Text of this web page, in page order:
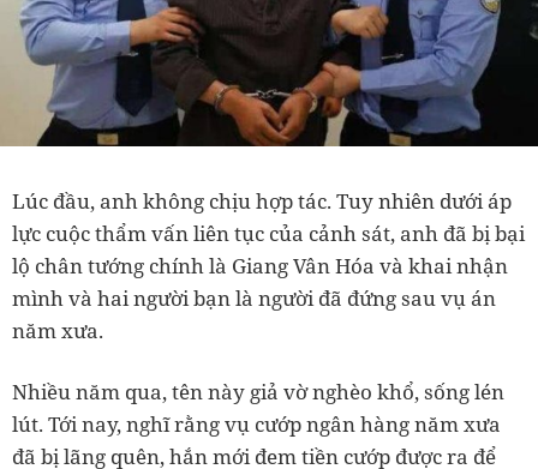
Lúc đầu, anh không chịu hợp tác. Tuy nhiên dưới áp
lực cuộc thẩm vấn liên tục của cảnh sát, anh đã bị bại
lộ chân tướng chính là Giang Vân Hóa và khai nhận
mình và hai người bạn là người đã đứng sau vụ án
năm xưa.
Nhiều năm qua, tên này giả vờ nghèo khổ, sống lén
lút. Tới nay, nghĩ rằng vụ cướp ngân hàng năm xưa
đã bị lãng quên, hắn mới đem tiền cướp được ra để